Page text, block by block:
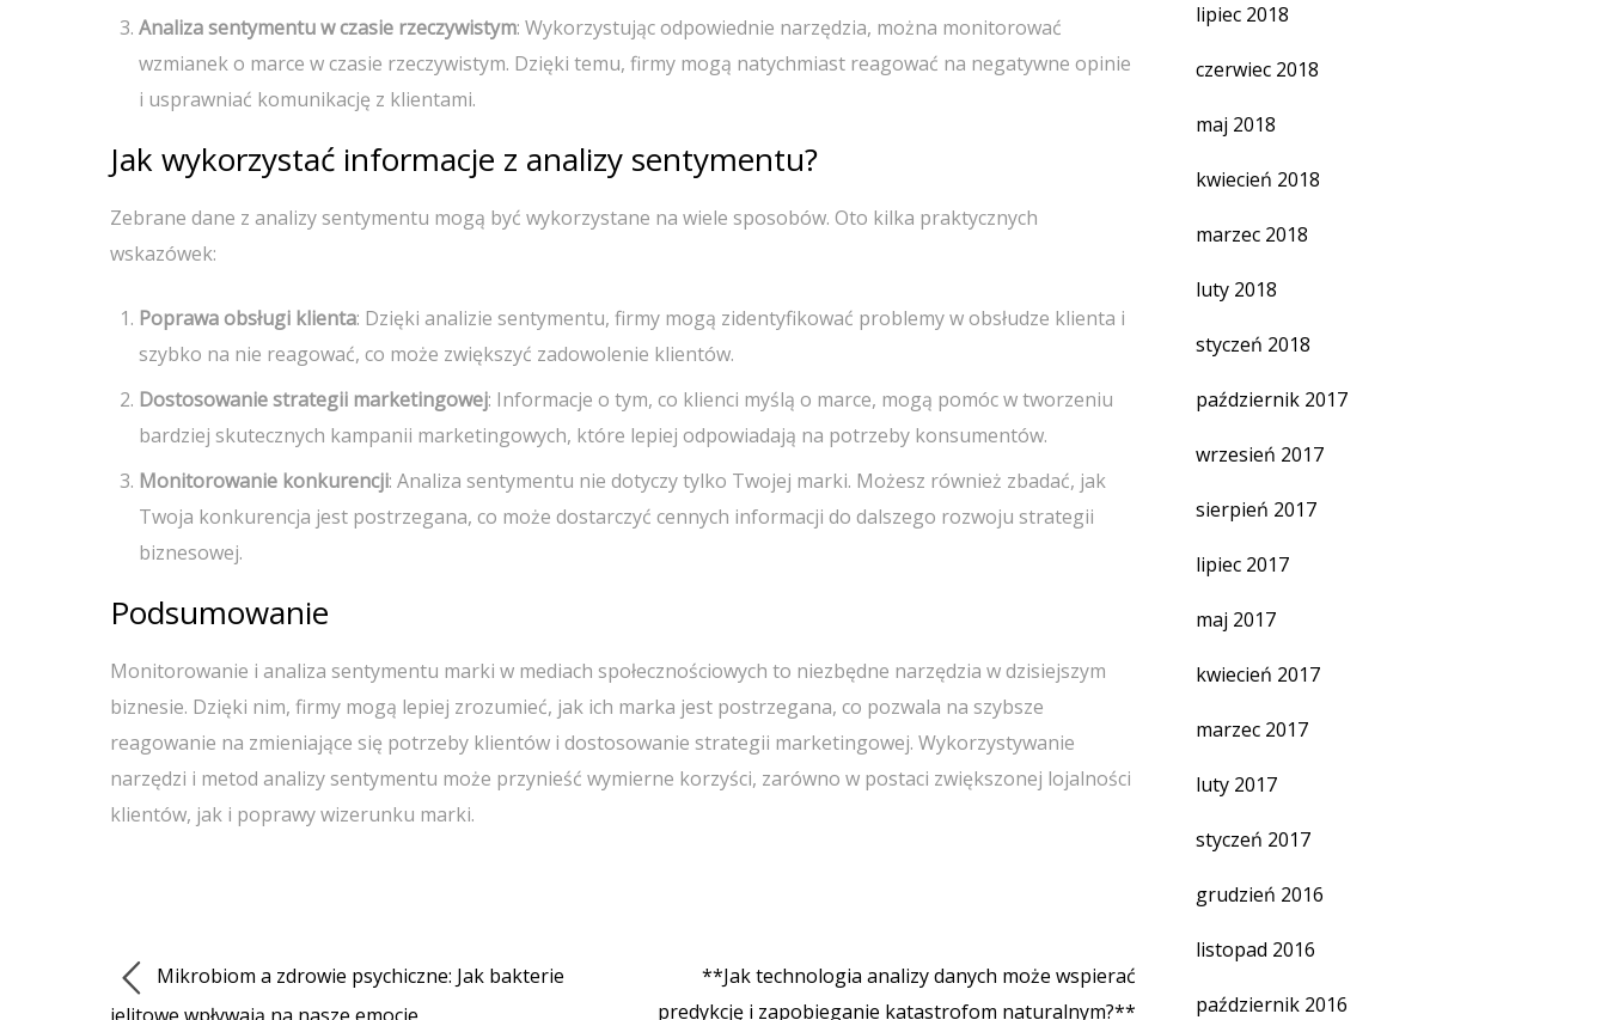
Analiza sentymentu w czasie rzeczywistym: Wykorzystując odpowiednie narzędzia, można monitorować
wzmianek o marce w czasie rzeczywistym. Dzięki temu, firmy mogą natychmiast reagować na negatywne opinie
i usprawniać komunikację z klientami.
Jak wykorzystać informacje z analizy sentymentu?
Zebrane dane z analizy sentymentu mogą być wykorzystane na wiele sposobów. Oto kilka praktycznych
wskazówek:
Poprawa obsługi klienta: Dzięki analizie sentymentu, firmy mogą zidentyfikować problemy w obsłudze klienta i
szybko na nie reagować, co może zwiększyć zadowolenie klientów.
Dostosowanie strategii marketingowej: Informacje o tym, co klienci myślą o marce, mogą pomóc w tworzeniu
bardziej skutecznych kampanii marketingowych, które lepiej odpowiadają na potrzeby konsumentów.
Monitorowanie konkurencji: Analiza sentymentu nie dotyczy tylko Twojej marki. Możesz również zbadać, jak
Twoja konkurencja jest postrzegana, co może dostarczyć cennych informacji do dalszego rozwoju strategii
biznesowej.
Podsumowanie
Monitorowanie i analiza sentymentu marki w mediach społecznościowych to niezbędne narzędzia w dzisiejszym
biznesie. Dzięki nim, firmy mogą lepiej zrozumieć, jak ich marka jest postrzegana, co pozwala na szybsze
reagowanie na zmieniające się potrzeby klientów i dostosowanie strategii marketingowej. Wykorzystywanie
narzędzi i metod analizy sentymentu może przynieść wymierne korzyści, zarówno w postaci zwiększonej lojalności
klientów, jak i poprawy wizerunku marki.
Mikrobiom a zdrowie psychiczne: Jak bakterie
**Jak technologia analizy danych może wspierać
predykcję i zapobieganie katastrofom naturalnym?**
lipiec 2018
czerwiec 2018
maj 2018
kwiecień 2018
marzec 2018
luty 2018
styczeń 2018
październik 2017
wrzesień 2017
sierpień 2017
lipiec 2017
maj 2017
kwiecień 2017
marzec 2017
luty 2017
styczeń 2017
grudzień 2016
listopad 2016
październik 2016